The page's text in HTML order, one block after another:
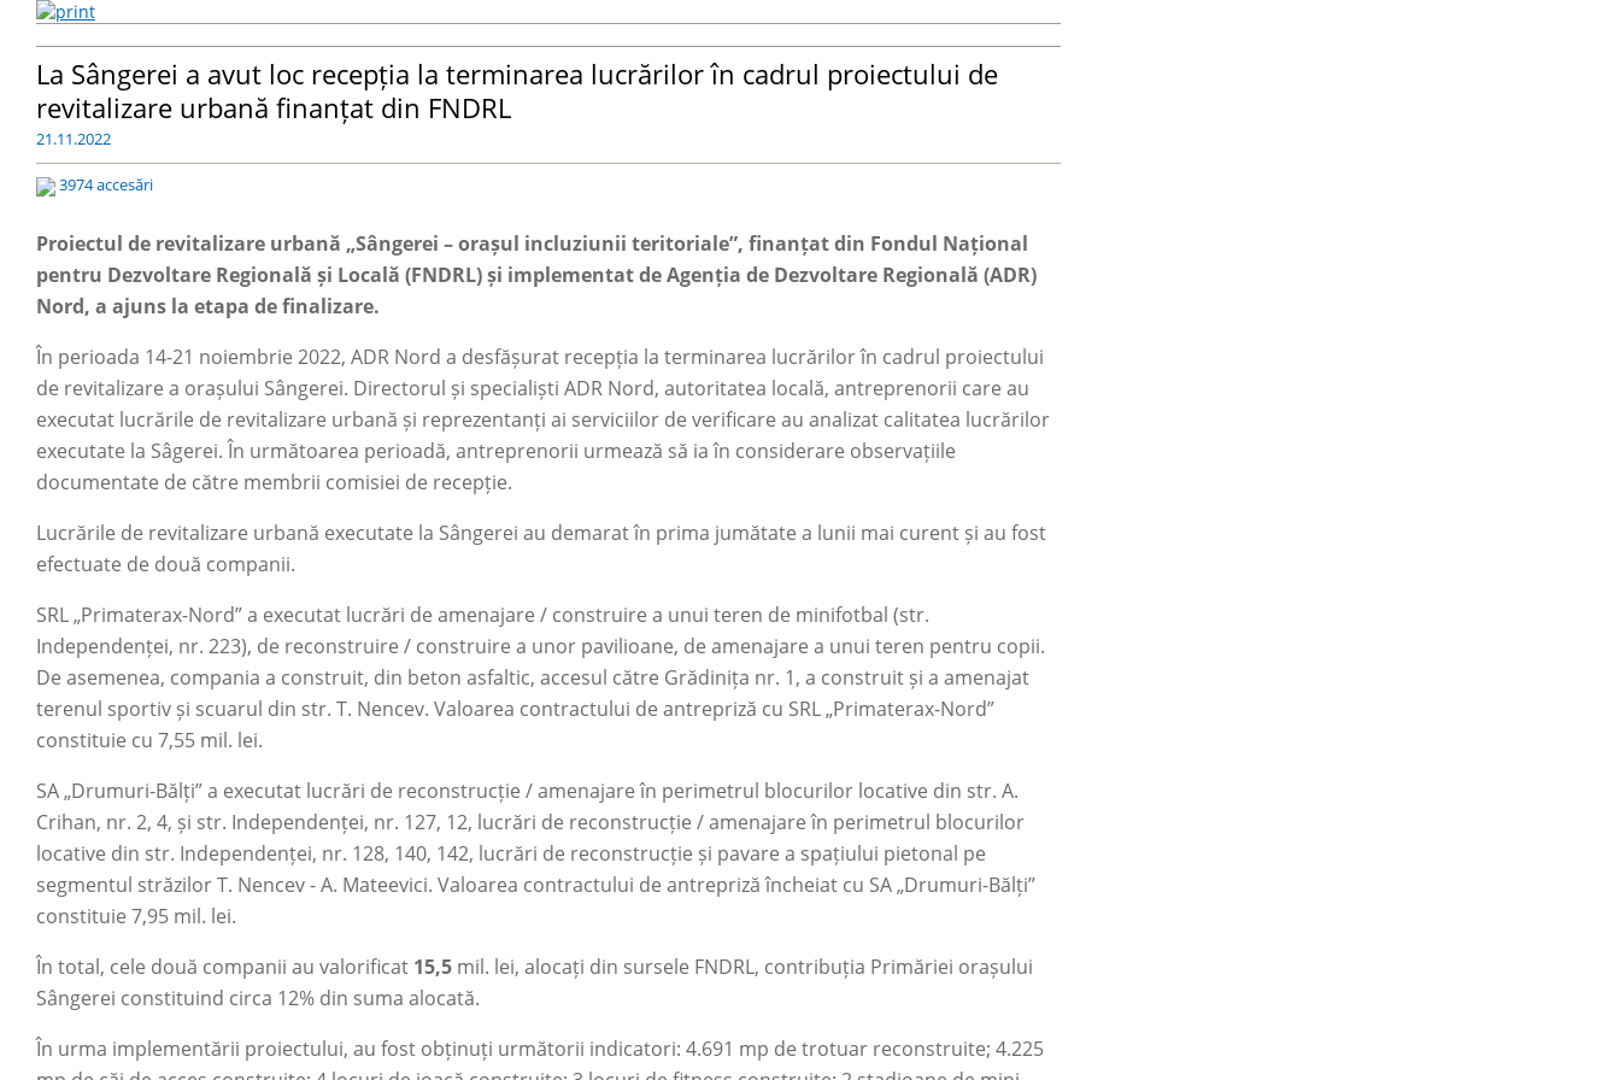
La Sângerei a avut loc recepția la terminarea lucrărilor în cadrul proiectului de
revitalizare urbană finanțat din FNDRL
21.11.2022
3974 accesări
Proiectul de revitalizare urbană „Sângerei –orașul incluziunii teritoriale”, finanțat din Fondul Național
pentru Dezvoltare Regională și Locală (FNDRL) și implementat de Agenția de Dezvoltare Regională (ADR)
Nord, a ajuns la etapa de finalizare.
În perioada 14-21 noiembrie 2022, ADR Nord a desfășurat recepția la terminarea lucrărilor în cadrul proiectului
de revitalizare a orașului Sângerei. Directorul și specialiști ADR Nord, autoritatea locală, antreprenorii care au
executat lucrările de revitalizare urbană și reprezentanți ai serviciilor de verificare au analizat calitatea lucrărilor
executate la Sâgerei. În următoarea perioadă, antreprenorii urmează să ia în considerare observațiile
documentate de către membrii comisiei de recepție.
Lucrările de revitalizare urbană executate la Sângerei au demarat în prima jumătate a lunii mai curent și au fost
efectuate de două companii.
SRL „Primaterax-Nord” a executat lucrări de amenajare / construire a unui teren de minifotbal (str.
Independenței, nr. 223), de reconstruire / construire a unor pavilioane, de amenajare a unui teren pentru copii.
De asemenea, compania a construit, din beton asfaltic, accesul către Grădinița nr. 1, a construit și a amenajat
terenul sportiv și scuarul din str. T. Nencev. Valoarea contractului de antrepriză cu SRL „Primaterax-Nord”
constituie cu 7,55 mil. lei.
SA „Drumuri-Bălți” a executat lucrări de reconstrucție / amenajare în perimetrul blocurilor locative din str. A.
Crihan, nr. 2, 4, și str. Independenței, nr. 127, 12, lucrări de reconstrucție / amenajare în perimetrul blocurilor
locative din str. Independenței, nr. 128, 140, 142, lucrări de reconstrucție și pavare a spațiului pietonal pe
segmentul străzilor T. Nencev - A. Mateevici. Valoarea contractului de antrepriză încheiat cu SA „Drumuri-Bălți”
constituie 7,95 mil. lei.
În total, cele două companii au valorificat 15,5 mil. lei, alocați din sursele FNDRL, contribuția Primăriei orașului
Sângerei constituind circa 12% din suma alocată.
În urma implementării proiectului, au fost obținuți următorii indicatori: 4.691 mp de trotuar reconstruite; 4.225